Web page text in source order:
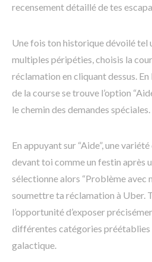
recensement détaillé de tes
Une fois ton historique dévoilé tel
multiples péripéties, choisis la
réclamation en cliquant dessus.
de la course se trouve l’option
le chemin des demandes spéciales.
En appuyant sur “Aide”, une
devant toi comme un festin après
sélectionne alors “Problème avec
soumettre ta réclamation à Uber.
l’opportunité d’exposer
différentes catégories préétablies
galactique.